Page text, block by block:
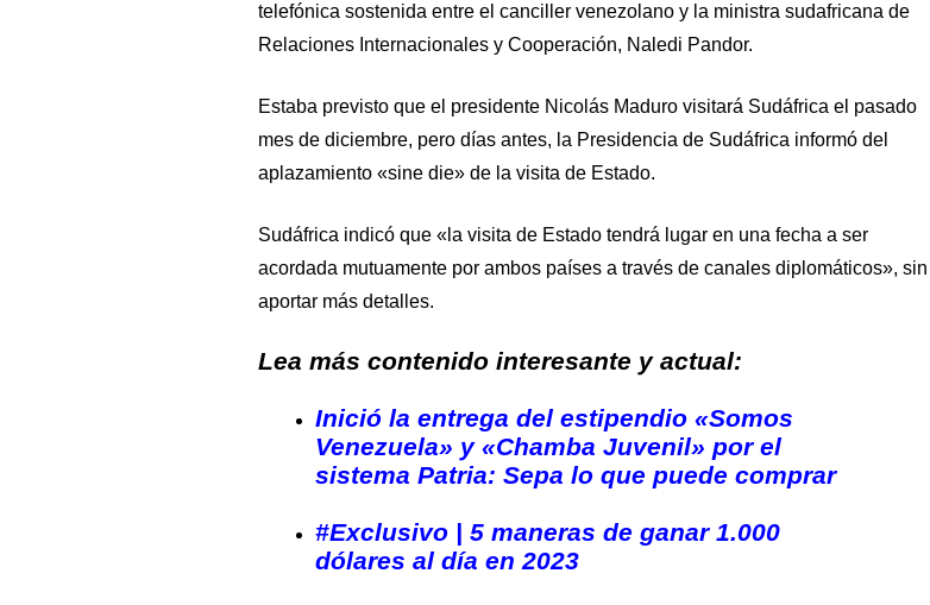
telefónica sostenida entre el canciller venezolano y la ministra sudafricana de
Relaciones Internacionales y Cooperación, Naledi Pandor.
Estaba previsto que el presidente Nicolás Maduro visitará Sudáfrica el pasado
mes de diciembre, pero días antes, la Presidencia de Sudáfrica informó del
aplazamiento «sine die» de la visita de Estado.
Sudáfrica indicó que «la visita de Estado tendrá lugar en una fecha a ser
acordada mutuamente por ambos países a través de canales diplomáticos», sin
aportar más detalles.
Lea más contenido interesante y actual:
Inició la entrega del estipendio «Somos
Venezuela» y «Chamba Juvenil» por el
sistema Patria: Sepa lo que puede comprar
#Exclusivo | 5 maneras de ganar 1.000
dólares al día en 2023